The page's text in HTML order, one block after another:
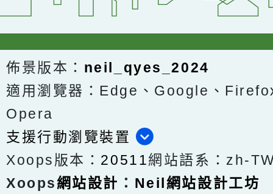
佈景版本： neil_qyes_2024
適用瀏覽器：Edge、Google、
Opera
支援行動瀏覽裝置
Xoops版本： 20511網站語系：zh-
Xoops網站設計 ： Neil網站設計工坊